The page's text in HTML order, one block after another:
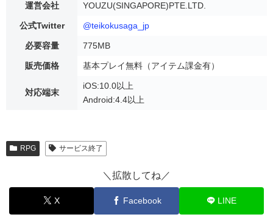
運営会社 YOUZU(SINGAPORE)PTE.LTD.
公式Twitter @teikokusaga_jp
必要容量 775MB
販売価格 基本プレイ無料（アイテム課金有）
対応端末
iOS:10.0以上
Android:4.4以上
RPG サービス終了
＼拡散してね／
X Facebook LINE